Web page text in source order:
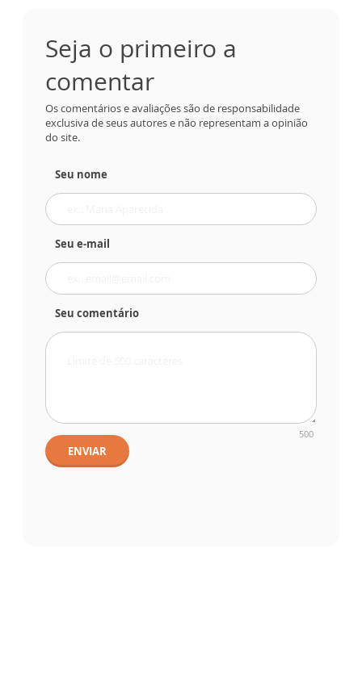
Seja o primeiro a
comentar
Os comentários e avaliações são de responsabilidade
exclusiva de seus autores e não representam a opinião
do site.
Seu nome
Seu e-mail
Seu comentário
500
ENVIAR